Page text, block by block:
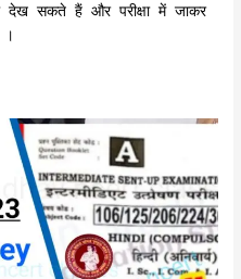
सकते हैं और परीक्षा में जाकर
।